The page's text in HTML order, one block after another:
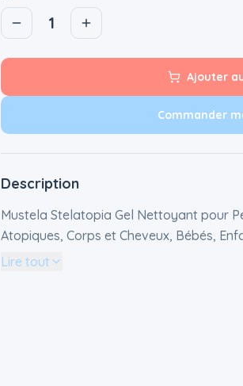
1
Ajouter
Commander
Description
Mustela Stelatopia Gel Nettoyant pour
Atopiques, Corps et Cheveux, Bébés,
Démangeaisons, Sans Parfum (200ml)
Lire tout